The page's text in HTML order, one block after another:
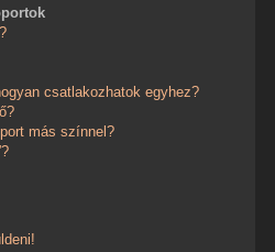
csatlakozhatok egyhez?
más színnel?